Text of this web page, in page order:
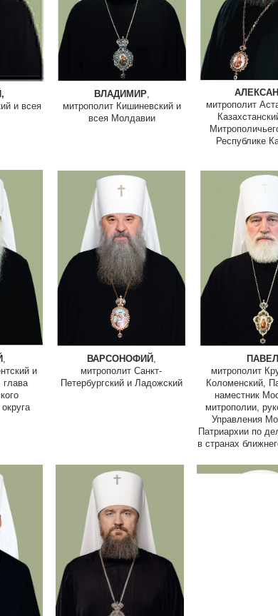
и всея
ВЛАДИМИР,
митрополит Кишиневский и
всея Молдавии
митрополит
Республике
,
и
глава
ВАРСОНОФИЙ ,
митрополит Санкт-
Петербургский и Ладожский
ПАВЕЛ
митрополит
Коломенский,
наместник
митрополии,
Управления
Патриархии по
в странах